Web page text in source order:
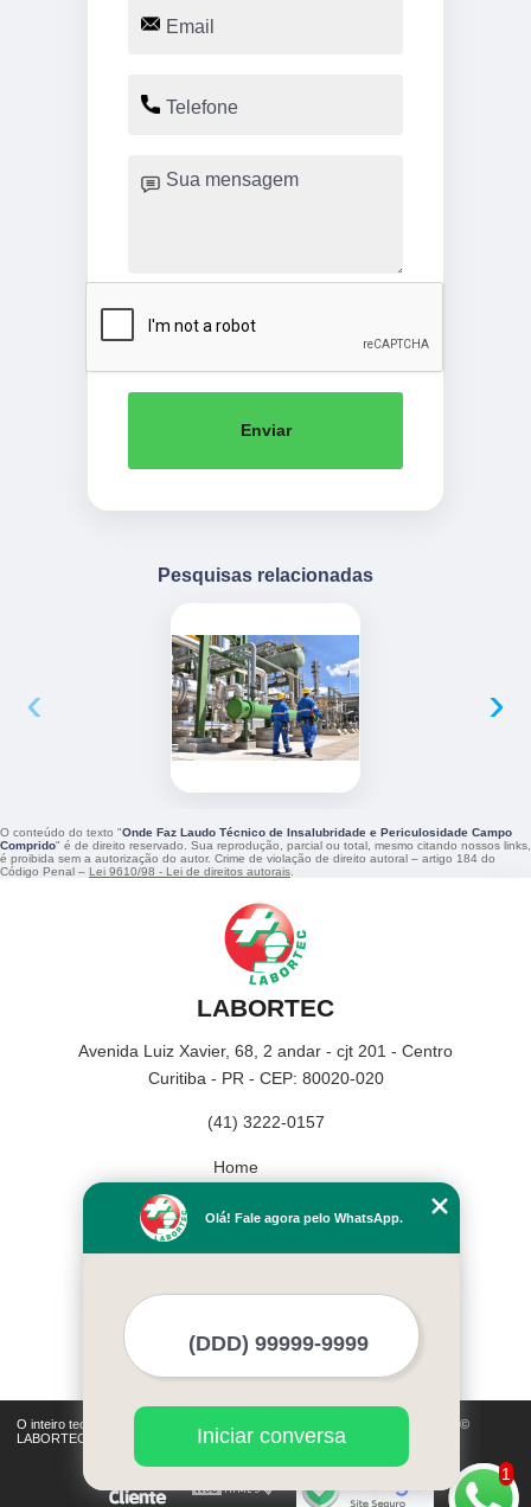
Enviar
Pesquisas relacionadas
‹ ›
O conteúdo do texto "Onde Faz Laudo Técnico de Insalubridade e Periculosidade Campo
Comprido" é de direito reservado. Sua reprodução, parcial ou total, mesmo citando nossos links,
é proibida sem a autorização do autor. Crime de violação de direito autoral – artigo 184 do
Código Penal – Lei 9610/98 - Lei de direitos autorais
LABORTEC
Avenida Luiz Xavier, 68, 2 andar - cjt 201 - Centro
Curitiba - PR - CEP: 80020-020
(41) 3222-0157
Home
Missão
O inteiro teor deste site está sujeito à proteção de direitos autorais. Copyright©
LABORTEC (Lei 9610 de 19/02/1998)
1
Olá! Fale agora pelo WhatsApp.
Iniciar conversa